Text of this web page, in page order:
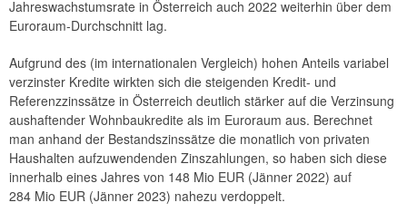
Jahreswachstumsrate in Österreich auch 2022 weiterhin über dem
Euroraum-Durchschnitt lag.
Aufgrund des (im internationalen Vergleich) hohen Anteils variabel
verzinster Kredite wirkten sich die steigenden Kredit- und
Referenzzinssätze in Österreich deutlich stärker auf die Verzinsung
aushaftender Wohnbaukredite als im Euroraum aus. Berechnet
man anhand der Bestandszinssätze die monatlich von privaten
Haushalten aufzuwendenden Zinszahlungen, so haben sich diese
innerhalb eines Jahres von 148 Mio EUR (Jänner 2022) auf
284 Mio EUR (Jänner 2023) nahezu verdoppelt.